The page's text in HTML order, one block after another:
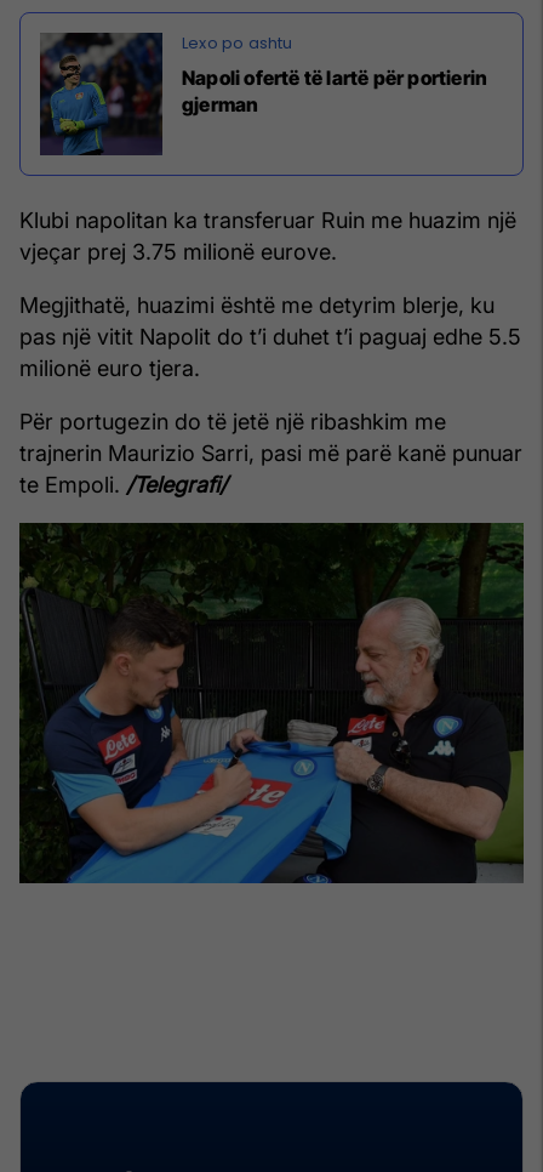
Napoli ofertë të lartë për portierin
gjerman
Klubi napolitan ka transferuar Ruin me huazim një
vjeçar prej 3.75 milionë eurove.
Megjithatë, huazimi është me detyrim blerje, ku
pas një vitit Napolit do t’i duhet t’i paguaj edhe 5.5
milionë euro tjera.
Për portugezin do të jetë një ribashkim me
trajnerin Maurizio Sarri, pasi më parë kanë punuar
te Empoli. /Telegrafi/